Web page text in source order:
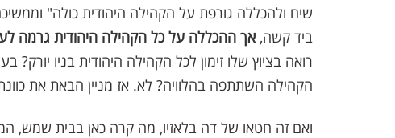
שיח ולהכללה גורפת על הקהילה היהודית כולה"
ביד קשה,אך ההכללה על כל הקהילה היהודית גרמה
רואה בציוץ שלו זימון לכל הקהילה היהודית בניו
הקהילה השתתפה בהלוויה? לא. אז מניין הבאת את
ואם זה חטאו של דה בלאזיו, מה קרה כאן בבית שמש,